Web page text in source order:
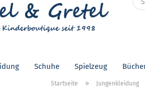
Schuhe Spielzeug
Startseite » Jungenkleidung